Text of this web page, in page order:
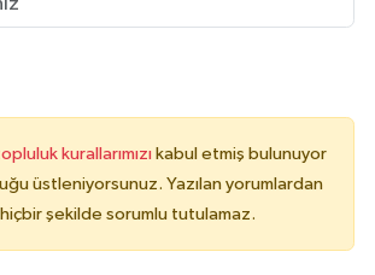
kurallarımızı kabul etmiş bulunuyor
üstleniyorsunuz. Yazılan yorumlardan
şekilde sorumlu tutulamaz.